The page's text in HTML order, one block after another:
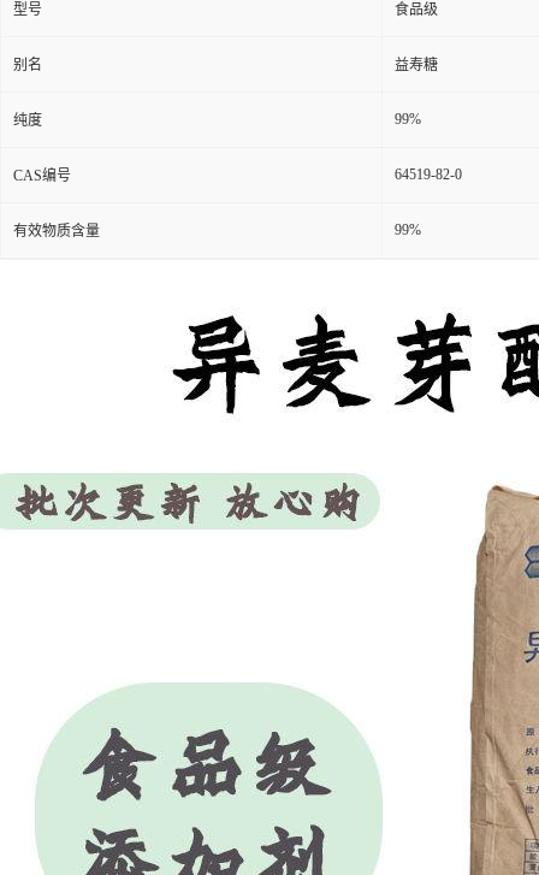
型号 食品级
别名 益寿糖
纯度 99%
CAS编号 64519-82-0
有效物质含量 99%